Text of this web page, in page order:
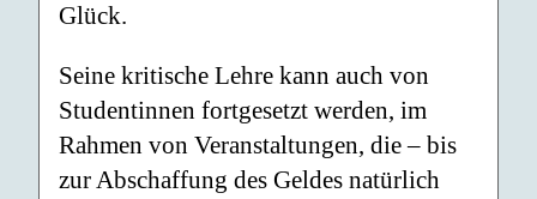
Glück.
Seine kritische Lehre kann auch von
Studentinnen fortgesetzt werden, im
Rahmen von Veranstaltungen, die – bis
zur Abschaffung des Geldes natürlich